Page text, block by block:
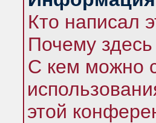
Кто написал
Почему
С кем можно
этой